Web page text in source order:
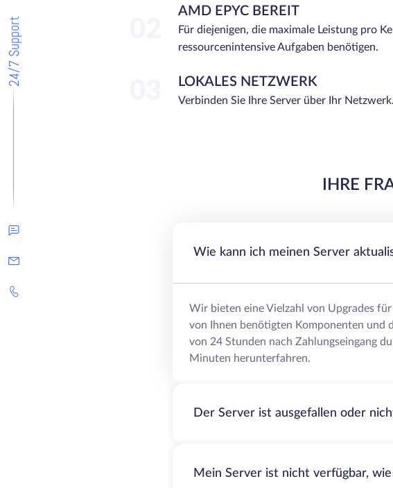
24/7 Support
AMD EPYC BEREIT
Für diejenigen, die maximale Leistung pro
ressourcenintensive Aufgaben benötigen.
LOKALES NETZWERK
Verbinden Sie Ihre Server über Ihr Netzwerk.
IHRE
Wie kann ich meinen Server
Wir bieten eine Vielzahl von Upgrades
von Ihnen benötigten Komponenten und
von 24 Stunden nach Zahlungseingang
Minuten herunterfahren.
Der Server ist ausgefallen oder
Mein Server ist nicht verfügbar,